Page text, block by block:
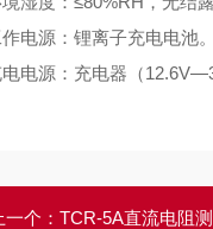
电源：锂离子充电电池。
电源：充电器（
一个： TCR-5A直流电阻